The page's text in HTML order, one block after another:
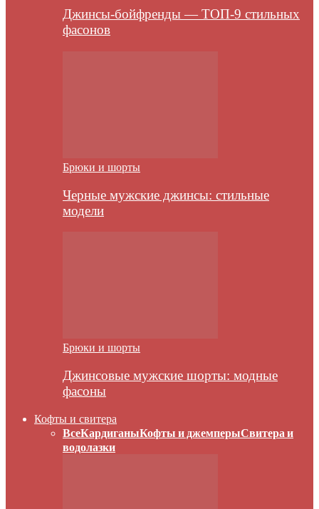
Джинсы-бойфренды — ТОП-9 стильных
фасонов
Брюки и шорты
Черные мужские джинсы: стильные
модели
Брюки и шорты
Джинсовые мужские шорты: модные
фасоны
Кофты и свитера
ВсеКардиганыКофты и джемперыСвитера и
водолазки